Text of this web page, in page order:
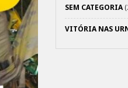
SEM CATEGORIA
VITÓRIA NAS